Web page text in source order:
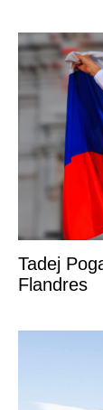
Tadej
Flandres